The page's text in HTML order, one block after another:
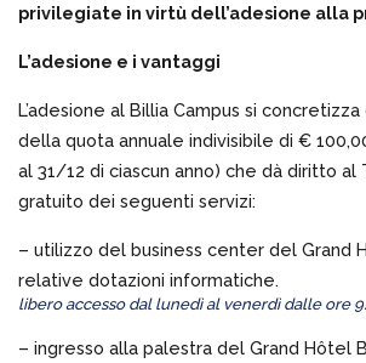
privilegiate in virtù dell’adesione alla
L’adesione e i vantaggi
L’adesione al Billia Campus si
della quota annuale indivisibile di €
al 31/12 di ciascun anno) che dà diritto al
gratuito dei seguenti servizi:
– utilizzo del business center del Grand
relative dotazioni informatiche.
libero accesso dal lunedì al venerdì dalle ore
– ingresso alla palestra del Grand Hôtel